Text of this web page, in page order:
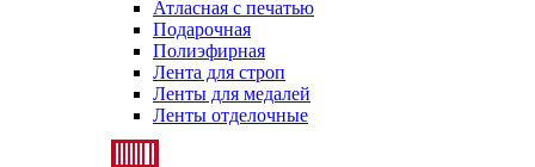
Атласная с печатью
Подарочная
Полиэфирная
Лента для строп
Ленты для медалей
Ленты отделочные